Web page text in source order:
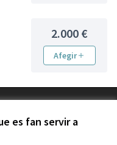
es fan servir a
2.000 €
Afegir